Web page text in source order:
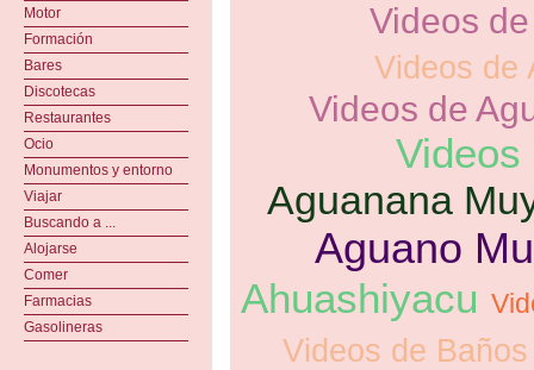
Motor
Formación
Bares
Discotecas
Restaurantes
Ocio
Monumentos y entorno
Viajar
Buscando a ...
Alojarse
Comer
Farmacias
Gasolineras
Videos
Videos de
Videos de
Videos
Aguanana
Aguano
Ahuashiyacu
Videos de Baños